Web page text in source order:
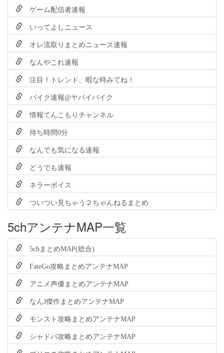
ゲーム配信者速報
いってよしニュース
オレ流取りまとめニュース速報
なんやこれ速報
注目！トレンド、暇な時みてね！
バイク速報@ヤバイバイク
情報てんこもりチャンネル
待ち時間0分
なんでも気になる速報
どうでも速報
ネラーボイス
ついつい見ちゃう２ちゃんねるまとめ
5chアンテナMAP一覧
5chまとめMAP(総合)
FateGo攻略まとめアンテナMAP
アニメ声優まとめアンテナMAP
なんJ傑作まとめアンテナMAP
モンスト攻略まとめアンテナMAP
シャドバ攻略まとめアンテナMAP